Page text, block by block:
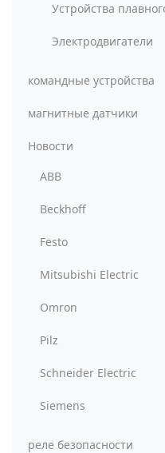
Устройства
Электродвигатели
командные устройства
магнитные датчики
Новости
ABB
Beckhoff
Festo
Mitsubishi Electric
Omron
Pilz
Schneider Electric
Siemens
реле безопасности